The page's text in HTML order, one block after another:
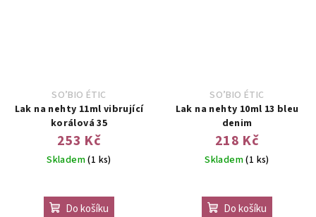
SO’BIO ÉTIC
Lak na nehty 11ml vibrující
korálová 35
253 Kč
Skladem(1 ks)
Do košíku
SO’BIO ÉTIC
Lak na nehty 10ml 13 bleu
denim
218 Kč
Skladem(1 ks)
Do košíku